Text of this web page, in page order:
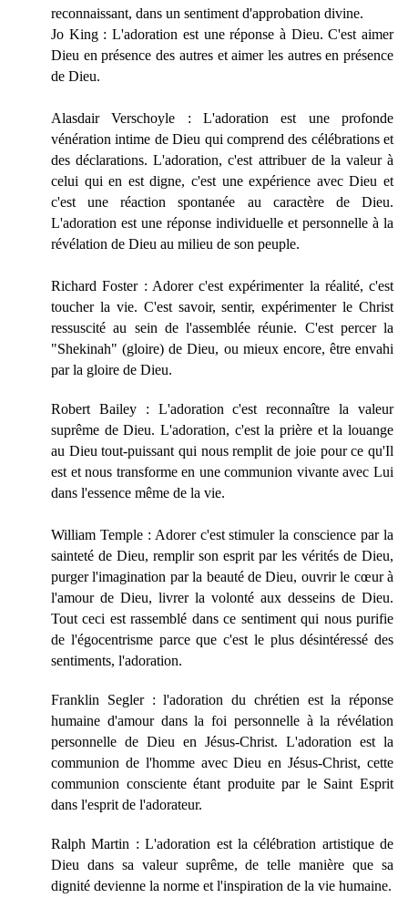
reconnaissant, dans un sentiment d'approbation divine.
Jo King : L'adoration est une réponse à Dieu. C'est aimer
Dieu en présence des autres et aimer les autres en présence
de Dieu.
Alasdair Verschoyle : L'adoration est une profonde
vénération intime de Dieu qui comprend des célébrations et
des déclarations. L'adoration, c'est attribuer de la valeur à
celui qui en est digne, c'est une expérience avec Dieu et
c'est une réaction spontanée au caractère de Dieu.
L'adoration est une réponse individuelle et personnelle à la
révélation de Dieu au milieu de son peuple.
Richard Foster : Adorer c'est expérimenter la réalité, c'est
toucher la vie. C'est savoir, sentir, expérimenter le Christ
ressuscité au sein de l'assemblée réunie. C'est percer la
"Shekinah" (gloire) de Dieu, ou mieux encore, être envahi
par la gloire de Dieu.
Robert Bailey : L'adoration c'est reconnaître la valeur
suprême de Dieu. L'adoration, c'est la prière et la louange
au Dieu tout-puissant qui nous remplit de joie pour ce qu'Il
est et nous transforme en une communion vivante avec Lui
dans l'essence même de la vie.
William Temple : Adorer c'est stimuler la conscience par la
sainteté de Dieu, remplir son esprit par les vérités de Dieu,
purger l'imagination par la beauté de Dieu, ouvrir le cœur à
l'amour de Dieu, livrer la volonté aux desseins de Dieu.
Tout ceci est rassemblé dans ce sentiment qui nous purifie
de l'égocentrisme parce que c'est le plus désintéressé des
sentiments, l'adoration.
Franklin Segler : l'adoration du chrétien est la réponse
humaine d'amour dans la foi personnelle à la révélation
personnelle de Dieu en Jésus-Christ. L'adoration est la
communion de l'homme avec Dieu en Jésus-Christ, cette
communion consciente étant produite par le Saint Esprit
dans l'esprit de l'adorateur.
Ralph Martin : L'adoration est la célébration artistique de
Dieu dans sa valeur suprême, de telle manière que sa
dignité devienne la norme et l'inspiration de la vie humaine.